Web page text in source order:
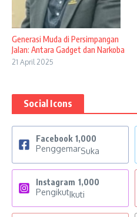
Generasi Muda di Persimpangan
Jalan: Antara Gadget dan Narkoba
21 April 2025
Social Icons
Facebook 1,000
PenggemarSuka
Instagram 1,000
PengikutIkuti